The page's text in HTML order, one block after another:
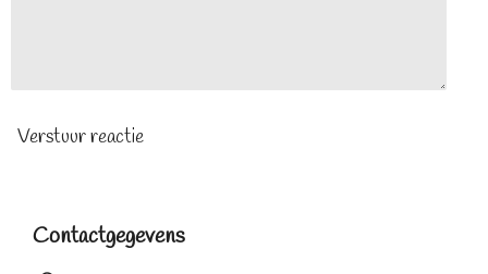
Verstuur reactie
Contactgegevens